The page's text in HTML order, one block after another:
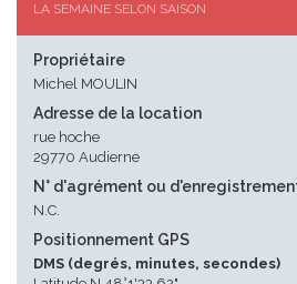
LA SEMAINE SELON SAISON
Propriétaire
Michel MOULIN
Adresse de la location
rue hoche
29770 Audierne
N° d'agrément ou
N.C.
Positionnement GPS
DMS (degrés, minutes, secondes)